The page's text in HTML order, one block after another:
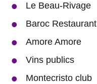
Le Beau-Rivage
Baroc Restaurant
Amore Amore
Vins publics
Montecristo club